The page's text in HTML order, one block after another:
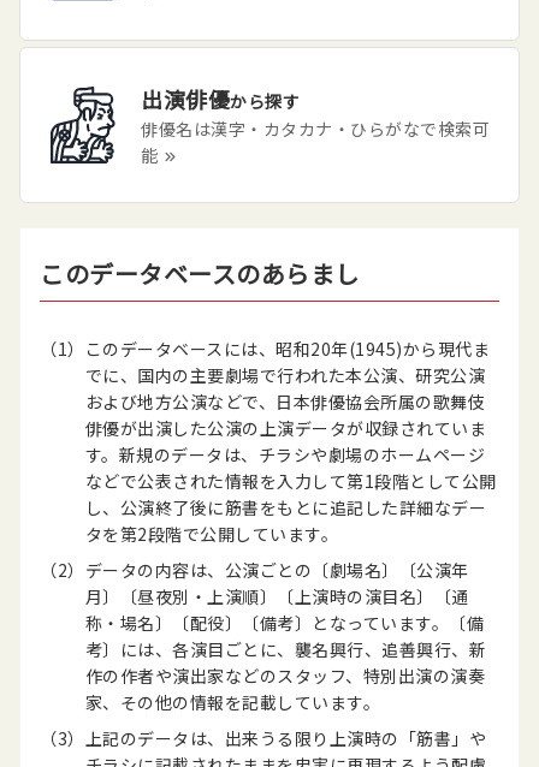
出演俳優から探す
俳優名は漢字・カタカナ・ひらがなで検索可
能
このデータベースのあらまし
（1）
このデータベースには、昭和20年(1945)から現代ま
でに、国内の主要劇場で行われた本公演、研究公演
および地方公演などで、日本俳優協会所属の歌舞伎
俳優が出演した公演の上演データが収録されていま
す。新規のデータは、チラシや劇場のホームページ
などで公表された情報を入力して第1段階として公開
し、公演終了後に筋書をもとに追記した詳細なデー
タを第2段階で公開しています。
（2） データの内容は、公演ごとの〔劇場名〕〔公演年
月〕〔昼夜別・上演順〕〔上演時の演目名〕〔通
称・場名〕〔配役〕〔備考〕となっています。〔備
考〕には、各演目ごとに、襲名興行、追善興行、新
作の作者や演出家などのスタッフ、特別出演の演奏
家、その他の情報を記載しています。
（3） 上記のデータは、出来うる限り上演時の「筋書」や